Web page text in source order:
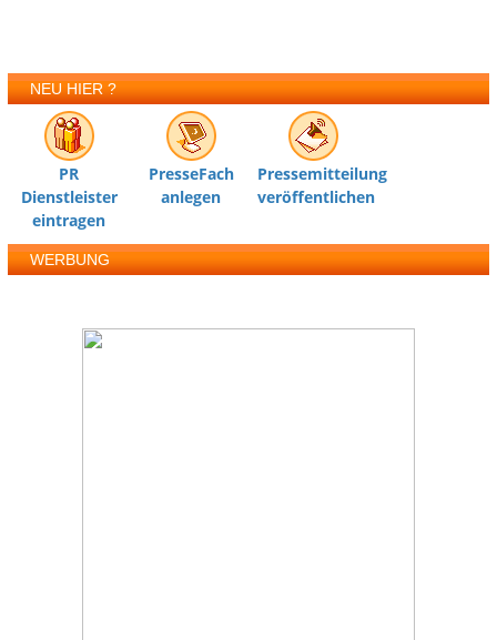
NEU HIER ?
PR
Dienstleister
eintragen
PresseFach
anlegen
Pressemitteilung
veröffentlichen
WERBUNG